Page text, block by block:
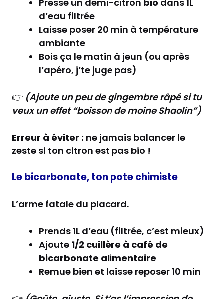
Presse un demi-citron bio dans 1L
d’eau filtrée
Laisse poser 20 min à température
ambiante
Bois ça le matin à jeun (ou après
l’apéro, j’te juge pas)
👉 (Ajoute un peu de gingembre râpé si tu
veux un effet “boisson de moine Shaolin”)
Erreur à éviter : ne jamais balancer le
zeste si ton citron est pas bio !
Le bicarbonate, ton pote chimiste
L’arme fatale du placard.
Prends 1L d’eau (filtrée, c’est mieux)
Ajoute 1/2 cuillère à café de
bicarbonate alimentaire
Remue bien et laisse reposer 10 min